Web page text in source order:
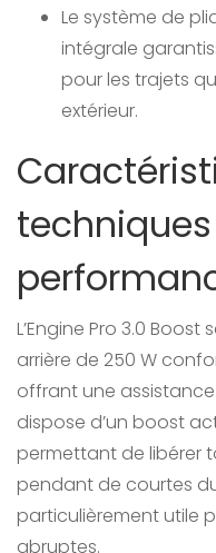
Le système de
intégrale
pour les trajets
extérieur.
L’Engine Pro 3.0
arrière de 250 W
offrant une assistance
dispose d’un boost
permettant de libérer
pendant de courtes
particulièrement utile
abruptes.